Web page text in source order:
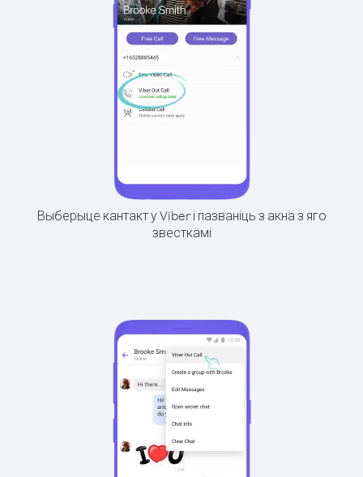
Выберыце кантакт у Viber і пазваніць з акна з яго
звесткамі